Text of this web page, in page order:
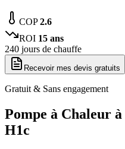
COP2.6
ROI 15 ans
240 jours de chauffe
Recevoir mes devis gratuits
Gratuit & Sans engagement
Pompe à Chaleur à
H1c